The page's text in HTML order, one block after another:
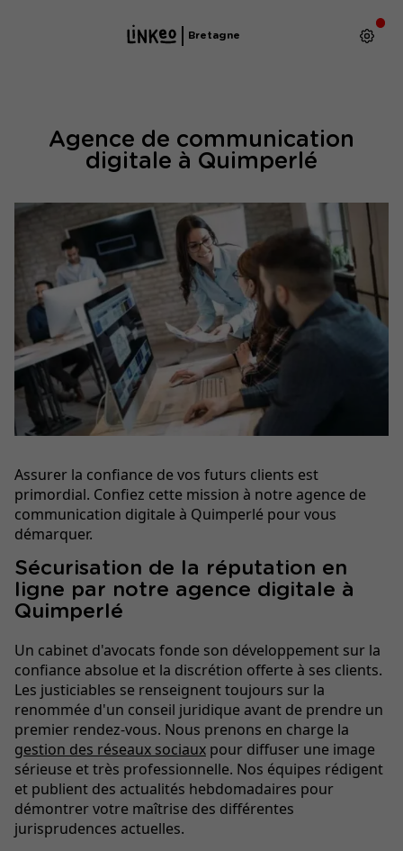
Bretagne
Agence de communication
digitale à Quimperlé
Assurer la confiance de vos futurs clients est
primordial. Confiez cette mission à notre agence de
communication digitale à Quimperlé pour vous
démarquer.
Sécurisation de la réputation en
ligne par notre agence digitale à
Quimperlé
Un cabinet d'avocats fonde son développement sur la
confiance absolue et la discrétion offerte à ses clients.
Les justiciables se renseignent toujours sur la
renommée d'un conseil juridique avant de prendre un
premier rendez-vous. Nous prenons en charge la
gestion des réseaux sociaux pour diffuser une image
sérieuse et très professionnelle. Nos équipes rédigent
et publient des actualités hebdomadaires pour
démontrer votre maîtrise des différentes
jurisprudences actuelles.